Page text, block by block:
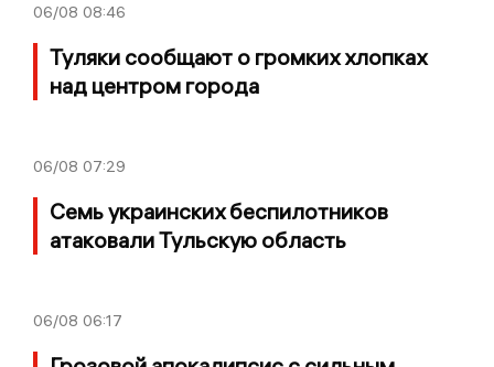
06/08 08:46
Туляки сообщают о громких хлопках
над центром города
06/08 07:29
Семь украинских беспилотников
атаковали Тульскую область
06/08 06:17